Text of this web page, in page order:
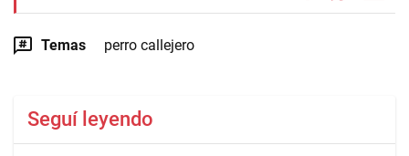
Temas perro callejero
Seguí leyendo